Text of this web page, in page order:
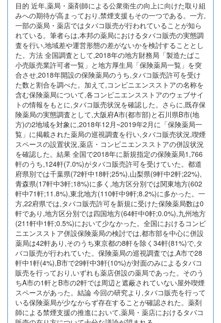
目的 近年,薬局・薬剤師による公衆衛生の向上に向けた取り組
みへの期待が高まっており,禁煙支援もその一つである。一方,
一部の薬局・薬店ではタバコ販売が行われていることが知ら
れている。筆者らは,本邦の薬局におけるタバコ販売の実態調
査を行い,地域差や運営形態の差がないかを検討することとし
た。方法 全国調査として,2018年の地方財務局「製造たばこ
小売販売業許可者一覧」と地方厚生局「保険薬局一覧」を突
合させ,2018年開設の保険薬局のうち,タバコ販売許可を受け
た数と割合を調べた。加えて,コンビニエンスストアの名称を
含む保険薬局について,各コンビニエンスストアのウェブサイ
トの情報をもとに,タバコ販売状況を確認した。さらに,既存保
険薬局の実態調査として,大阪府A市(都市部)と石川県B市(地
方)の2地域を対象に,2018年12月~2019年2月に「保険薬局一
覧」に掲載された薬局の巡視調査を行い,タバコ販売状況,喫煙
スペースの設置状況,薬店・コンビニエンスストアの併設状況
を確認した。結果 全国で2018年に新規指定の保険薬局1,766
軒のうち,124軒(7.0%)がタバコ販売許可を受けていた。都道
府県別では千葉県(72軒中18軒;25%),山梨県(9軒中2軒;22%),
青森県(17軒中3軒;18%)に多く,地方区分別では関東地方(602
軒中71軒;11.8%),東北地方(110軒中9軒;8.2%)に多かった。一
方,22府県では,タバコ販売許可を新規に受けた保険薬局数は0
軒であり,地方区分別では四国地方(64軒中0軒;0.0%),九州地方
(211軒中1軒;0.5%)において少なかった。全国におけるコンビ
ニエンスストア併設保険薬局の検討では,都市部を中心に併設
薬局は42軒あり,そのうち東京都の8軒を除く34軒(81%)で,タ
バコ販売が行われていた。保険薬局の巡視調査では,A市で28
軒中1軒(4%),B市で29軒中3軒(10%)が対面のみによるタバコ
販売を行っており,いずれも薬店併設の薬局であった。そのう
ちA市の1軒とB市の2軒では周辺と遮蔽されていない屋外喫煙
スペースがあった。結論 今回の研究より,タバコ販売を行って
いる保険薬局が少なからず存在することが確認された。薬剤
師による禁煙支援の推進において,薬局・薬店におけるタバコ